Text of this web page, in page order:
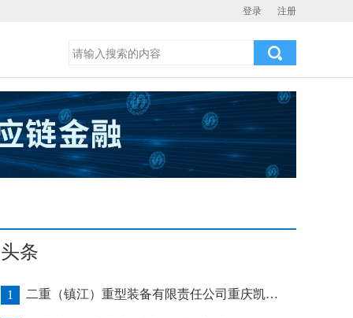
登录 注册
头条
1 二重（镇江）重型装备有限责任公司重庆凯瑞项目发运助力海上风电产业发展